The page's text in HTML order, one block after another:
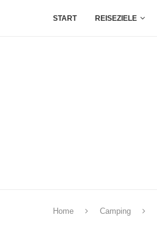
START REISEZIELE
Home Camping